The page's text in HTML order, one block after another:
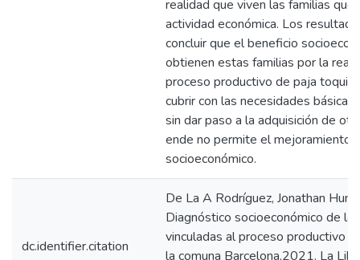
realidad que viven las familias que
actividad económica. Los
concluir que el beneficio
obtienen estas familias por la
proceso productivo de paja
cubrir con las necesidades
sin dar paso a la adquisición de
ende no permite el mejoramiento
socioeconómico.
dc.identifier.citation
De La A Rodríguez, Jonathan
Diagnóstico socioeconómico de
vinculadas al proceso productivo
la comuna Barcelona,2021. La